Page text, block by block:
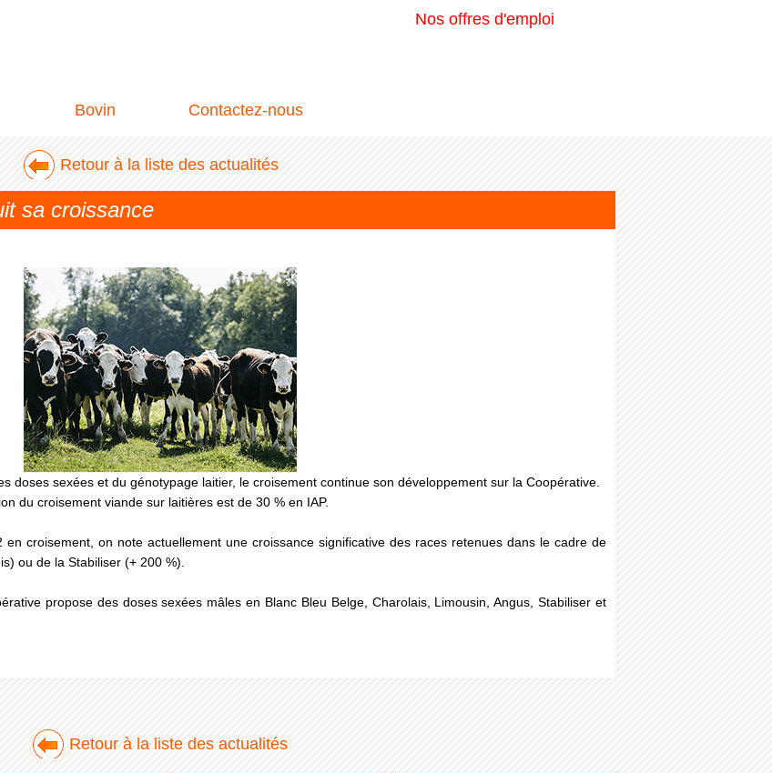
Nos offres d'emploi
Bovin Contactez-nous
Retour à la liste des actualités
sa croissance
doses sexées et du génotypage laitier, le croisement continue son développement sur la Coopérative.
du croisement viande sur laitières est de 30 % en IAP.
croisement, on note actuellement une croissance significative des races retenues dans le cadre de
ou de la Stabiliser (+ 200 %).
propose des doses sexées mâles en Blanc Bleu Belge, Charolais, Limousin, Angus, Stabiliser et
Retour à la liste des actualités